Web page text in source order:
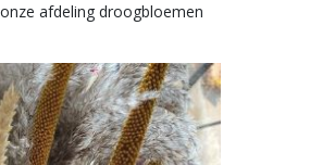
afdeling droogbloemen